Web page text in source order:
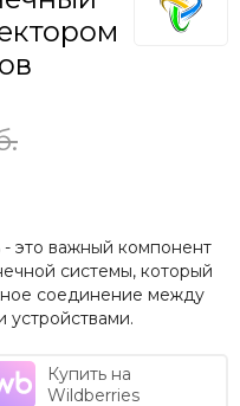
это важный компонент
системы, который
соединение между
Купить на
Wildberries